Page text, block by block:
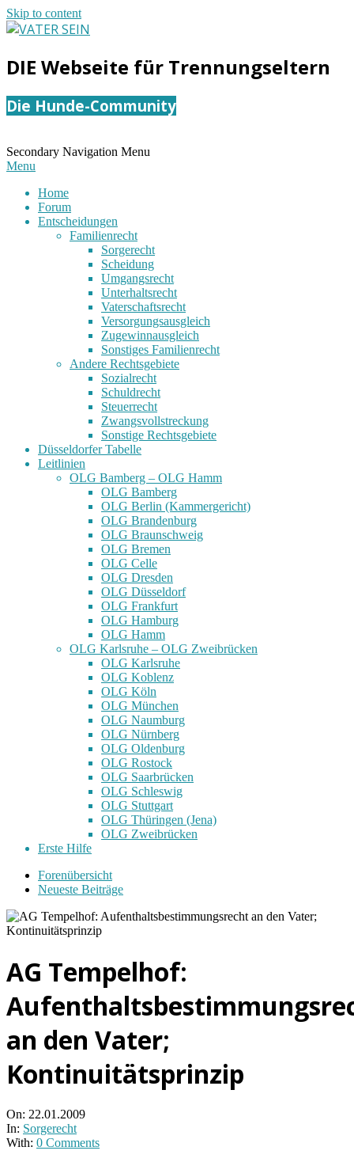
Skip to content
SEIN
DIE Webseite für Trennungseltern
Die Hunde-Community
Secondary Navigation Menu
Menu
Home
Forum
Entscheidungen
Familienrecht
Sorgerecht
Scheidung
Umgangsrecht
Unterhaltsrecht
Vaterschaftsrecht
Versorgungsausgleich
Zugewinnausgleich
Sonstiges Familienrecht
Andere Rechtsgebiete
Sozialrecht
Schuldrecht
Steuerrecht
Zwangsvollstreckung
Sonstige Rechtsgebiete
Düsseldorfer Tabelle
Leitlinien
OLG Bamberg – OLG Hamm
OLG Bamberg
OLG Berlin (Kammergericht)
OLG Brandenburg
OLG Braunschweig
OLG Bremen
OLG Celle
OLG Dresden
OLG Düsseldorf
OLG Frankfurt
OLG Hamburg
OLG Hamm
OLG Karlsruhe – OLG Zweibrücken
OLG Karlsruhe
OLG Koblenz
OLG Köln
OLG München
OLG Naumburg
OLG Nürnberg
OLG Oldenburg
OLG Rostock
OLG Saarbrücken
OLG Schleswig
OLG Stuttgart
OLG Thüringen (Jena)
OLG Zweibrücken
Erste Hilfe
Forenübersicht
Neueste Beiträge
AG Tempelhof:
an den Vater;
Kontinuitätsprinzip
On: 22.01.2009
In: Sorgerecht
With: 0 Comments